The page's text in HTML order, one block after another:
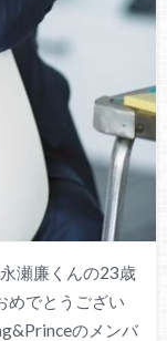
瀬廉くんの23歳
めでとうござい
のメンバ